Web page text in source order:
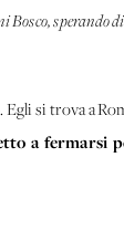
sperando
si trova a
a fermarsi